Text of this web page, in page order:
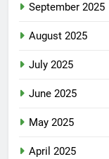
September 2025
August 2025
July 2025
June 2025
May 2025
April 2025